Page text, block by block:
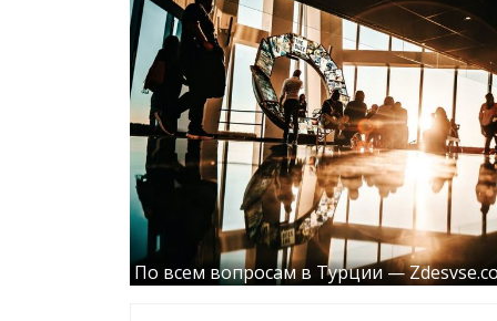
По всем вопросам в Турции —